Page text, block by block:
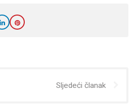
Sljedeći članak